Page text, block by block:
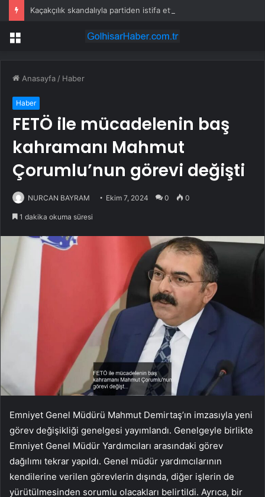
Menü
Anasayfa / Haber
Haber
FETÖ ile mücadelenin baş
kahramanı Mahmut
Çorumlu’nun görevi değişti
NURCAN BAYRAM Ekim 7, 2024 0 0
1 dakika okuma süresi
Emniyet Genel Müdürü Mahmut Demirtaş’ın imzasıyla yeni
görev değişikliği genelgesi yayımlandı. Genelgeyle birlikte
Emniyet Genel Müdür Yardımcıları arasındaki görev
dağılımı tekrar yapıldı. Genel müdür yardımcılarının
kendilerine verilen görevlerin dışında, diğer işlerin de
yürütülmesinden sorumlu olacakları belirtildi. Ayrıca, bir